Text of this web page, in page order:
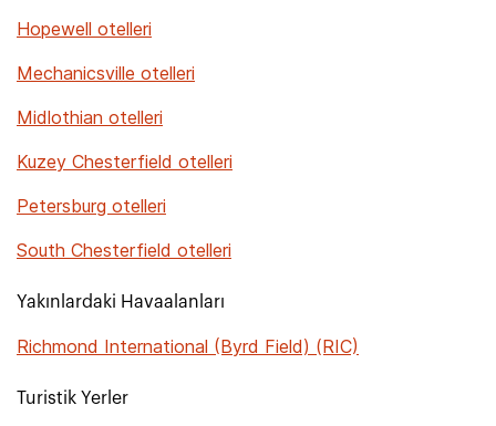
Hopewell otelleri
Mechanicsville otelleri
Midlothian otelleri
Kuzey Chesterfield otelleri
Petersburg otelleri
South Chesterfield otelleri
Yakınlardaki Havaalanları
Richmond International (Byrd Field) (RIC)
Turistik Yerler